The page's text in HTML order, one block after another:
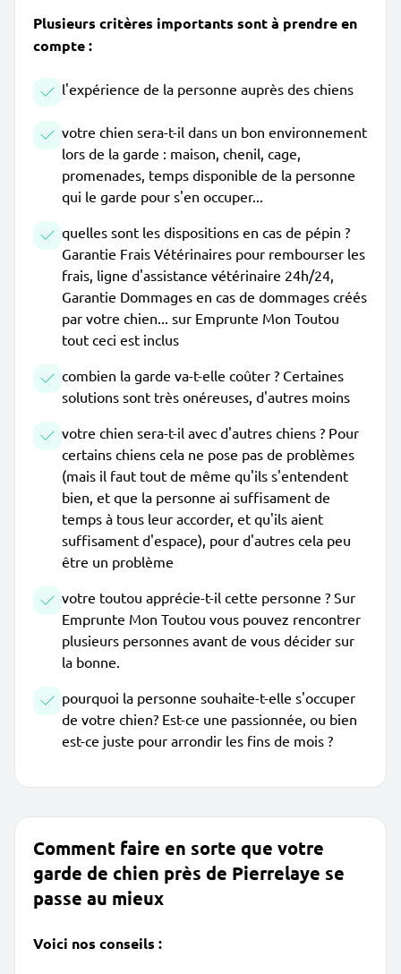
Plusieurs critères importants sont à prendre en
compte :
l'expérience de la personne auprès des chiens
votre chien sera-t-il dans un bon environnement
lors de la garde : maison, chenil, cage,
promenades, temps disponible de la personne
qui le garde pour s'en occuper...
quelles sont les dispositions en cas de pépin ?
Garantie Frais Vétérinaires pour rembourser les
frais, ligne d'assistance vétérinaire 24h/24,
Garantie Dommages en cas de dommages créés
par votre chien... sur Emprunte Mon Toutou
tout ceci est inclus
combien la garde va-t-elle coûter ? Certaines
solutions sont très onéreuses, d'autres moins
votre chien sera-t-il avec d'autres chiens ? Pour
certains chiens cela ne pose pas de problèmes
(mais il faut tout de même qu'ils s'entendent
bien, et que la personne ai suffisament de
temps à tous leur accorder, et qu'ils aient
suffisament d'espace), pour d'autres cela peu
être un problème
votre toutou apprécie-t-il cette personne ? Sur
Emprunte Mon Toutou vous pouvez rencontrer
plusieurs personnes avant de vous décider sur
la bonne.
pourquoi la personne souhaite-t-elle s'occuper
de votre chien? Est-ce une passionnée, ou bien
est-ce juste pour arrondir les fins de mois ?
Comment faire en sorte que votre
garde de chien près de Pierrelaye se
passe au mieux
Voici nos conseils :